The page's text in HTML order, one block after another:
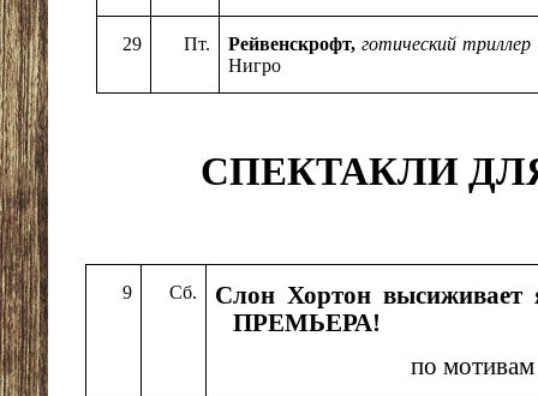
29 Пт. Рейвенскрофт, готический
Нигро
СПЕКТАКЛИ
9 Сб.
Слон Хортон
ПРЕМЬЕРА!
по